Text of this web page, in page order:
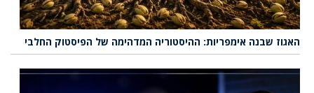
האגוז שבנה אימפריות: ההיסטוריה המדהימה של הפיסטוק החלבי